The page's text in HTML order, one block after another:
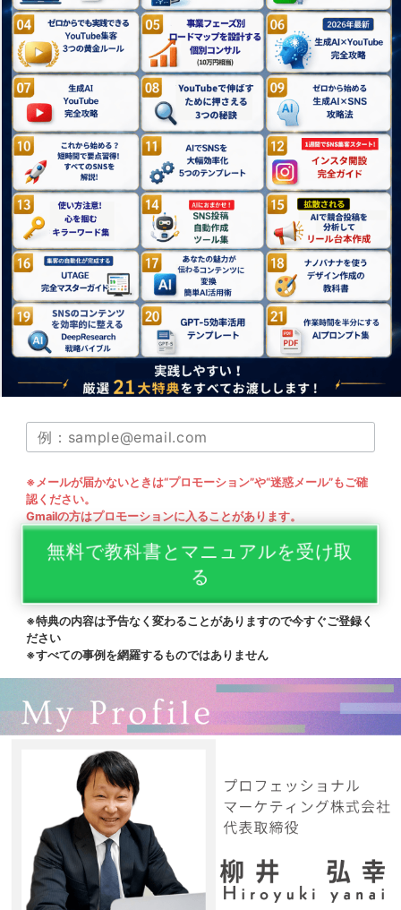
※メールが届かないときは“プロモーション”や“迷惑メール”もご確
認ください。
Gmailの方はプロモーションに入ることがあります。
無料で教科書とマニュアルを受け取
る
※特典の内容は予告なく変わることがありますので今すぐご登録く
ださい
※すべての事例を網羅するものではありません